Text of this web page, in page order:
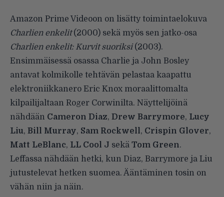
Amazon Prime Videoon on lisätty toimintaelokuva
Charlien enkelit(2000) sekä myös sen jatko-osa
Charlien enkelit: Kurvit suoriksi(2003).
Ensimmäisessä osassa Charlie ja John Bosley
antavat kolmikolle tehtävän pelastaa kaapattu
elektroniikkanero Eric Knox moraalittomalta
kilpailijaltaan Roger Corwinilta. Näyttelijöinä
nähdään Cameron Diaz, Drew Barrymore, Lucy
Liu, Bill Murray, Sam Rockwell, Crispin Glover,
Matt LeBlanc, LL Cool J sekä Tom Green.
Leffassa nähdään hetki, kun Diaz, Barrymore ja Liu
jutustelevat hetken suomea. Ääntäminen tosin on
vähän niin ja näin.